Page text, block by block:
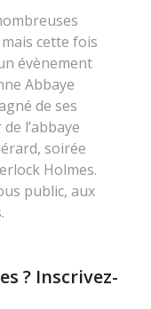
cette fois
évènement
Abbaye
de ses
l’abbaye
soirée
Holmes.
public, aux
? Inscrivez-